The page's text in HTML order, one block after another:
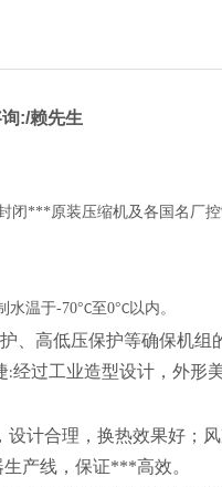
:/赖先生
闭***原装压缩机及各国名厂
水温于-70°C至0°C以内。
、高低压保护等确保机组
:经过工业造型设计，外形
计合理，换热效果好；
产线，保证***高效。